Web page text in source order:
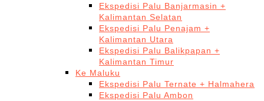
Ekspedisi Palu Banjarmasin +
Kalimantan Selatan
Ekspedisi Palu Penajam +
Kalimantan Utara
Ekspedisi Palu Balikpapan +
Kalimantan Timur
Ke Maluku
Ekspedisi Palu Ternate + Halmahera
Ekspedisi Palu Ambon